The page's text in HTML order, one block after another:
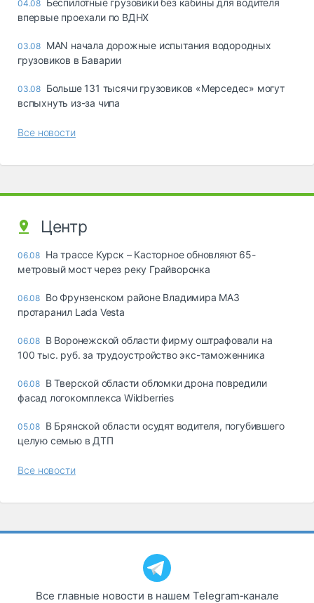
04.08
Беспилотные грузовики без кабины для водителя
впервые проехали по ВДНХ
03.08 MAN начала дорожные испытания водородных
грузовиков в Баварии
03.08 Больше 131 тысячи грузовиков «Мерседес» могут
вспыхнуть из-за чипа
Все новости
Центр
06.08 На трассе Курск – Касторное обновляют 65-
метровый мост через реку Грайворонка
06.08 Во Фрунзенском районе Владимира МАЗ
протаранил Lada Vesta
06.08 В Воронежской области фирму оштрафовали на
100 тыс. руб. за трудоустройство экс-таможенника
06.08 В Тверской области обломки дрона повредили
фасад логокомплекса Wildberries
05.08 В Брянской области осудят водителя, погубившего
целую семью в ДТП
Все новости
Все главные новости в нашем Telegram‑канале